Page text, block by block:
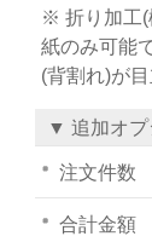
※ 折り加工(
紙のみ可能
(背割れ)が
▼ 追加オプ
注文件数
合計金額